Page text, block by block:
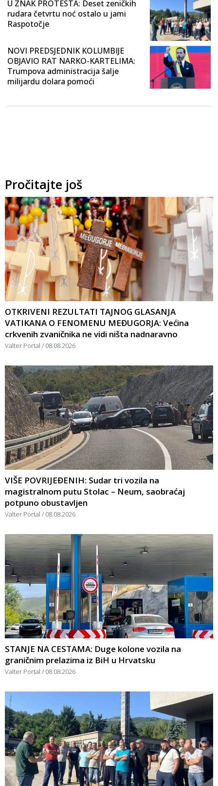
U ZNAK PROTESTA: Deset zeničkih
rudara četvrtu noć ostalo u jami
Raspotočje
NOVI PREDSJEDNIK KOLUMBIJE
OBJAVIO RAT NARKO-KARTELIMA:
Trumpova administracija šalje
milijardu dolara pomoći
Pročitajte još
OTKRIVENI REZULTATI TAJNOG GLASANJA
VATIKANA O FENOMENU MEĐUGORJA: Većina
crkvenih zvaničnika ne vidi ništa nadnaravno
Valter Portal 08.08.2026
VIŠE POVRIJEĐENIH: Sudar tri vozila na
magistralnom putu Stolac – Neum, saobraćaj
potpuno obustavljen
Valter Portal 08.08.2026
STANJE NA CESTAMA: Duge kolone vozila na
graničnim prelazima iz BiH u Hrvatsku
Valter Portal 08.08.2026